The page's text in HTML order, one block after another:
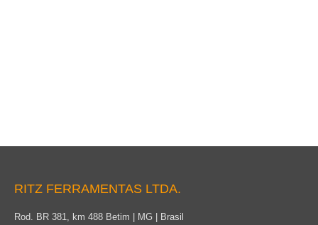
RITZ FERRAMENTAS LTDA.
Rod. BR 381, km 488 Betim | MG | Brasil